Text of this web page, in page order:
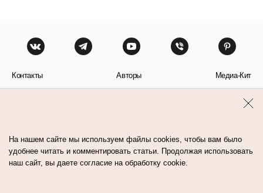
Контакты Авторы Медиа-Кит
На нашем сайте мы используем файлы cookies, чтобы вам было
удобнее читать и комментировать статьи. Продолжая использовать
наш сайт, вы даете согласие на обработку cookie.